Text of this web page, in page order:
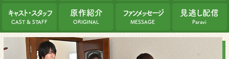
キャスト・スタッフ
CAST & STAFF
原作紹介
ORIGINAL
ファンメッセージ
MESSAGE
見逃し配信
Paravi